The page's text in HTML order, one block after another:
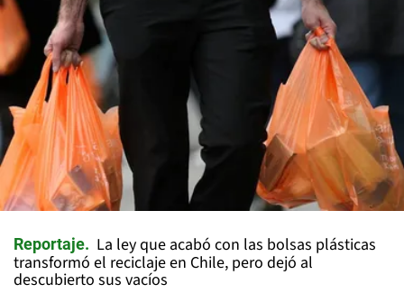
Reportaje
La ley que acabó con las bolsas plásticas
transformó el reciclaje en Chile, pero dejó al
descubierto sus vacíos